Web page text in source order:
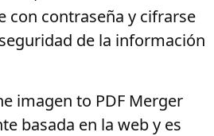
con contraseña y cifrarse
de la información
imagen to PDF Merger
basada en la web y es